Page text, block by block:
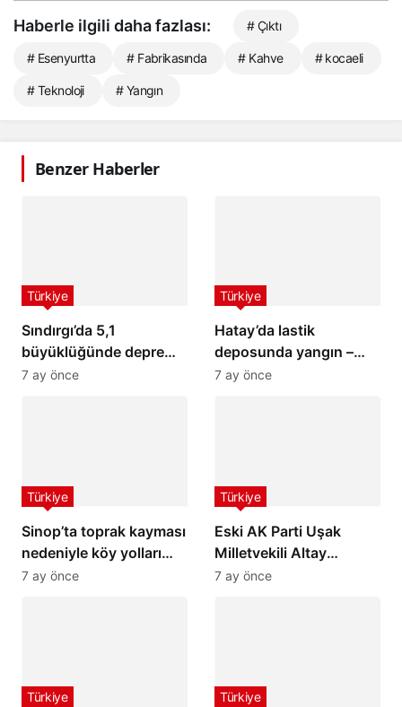
Haberle ilgili daha fazlası: # Çıktı
# Esenyurtta # Fabrikasında # Kahve # kocaeli
# Teknoloji # Yangın
Benzer Haberler
Sındırgı’da 5,1
büyüklüğünde deprem:
İstanbul ve İzmir’de de
Türkiye
7 ay önce
Hatay’da lastik
deposunda yangın –
Son Dakika Haberleri
Türkiye
7 ay önce
Sinop’ta toprak kayması
nedeniyle köy yolları
ulaşıma kapandı
Türkiye
7 ay önce
Eski AK Parti Uşak
Milletvekili Altay
hayatını kaybetti
Türkiye
7 ay önce
Türkiye Türkiye